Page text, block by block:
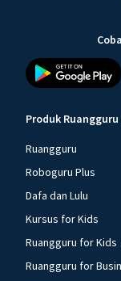
Produk Ruangguru
Ruangguru
Roboguru Plus
Dafa dan Lulu
Kursus for Kids
Ruangguru for Kids
Ruangguru for